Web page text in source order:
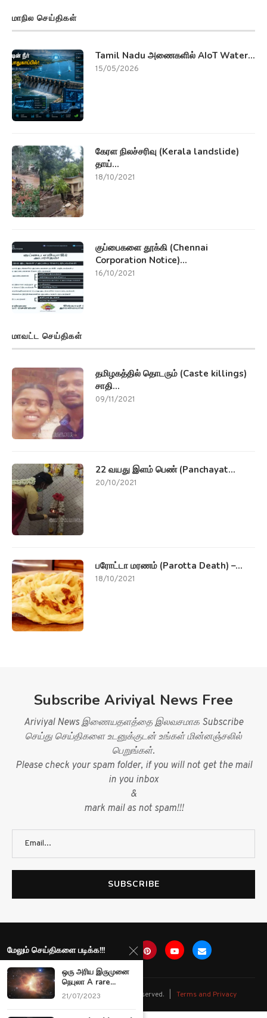
மாநில செய்திகள்
Tamil Nadu அணைகளில் AIoT Water...
15/05/2026
கேரள நிலச்சரிவு (Kerala landslide)
தாய்...
18/10/2021
குப்பைகளை தூக்கி (Chennai
Corporation Notice)...
16/10/2021
மாவட்ட செய்திகள்
தமிழகத்தில் தொடரும் (Caste killings)
சாதி...
09/11/2021
22 வயது இளம் பெண் (Panchayat...
20/10/2021
பரோட்டா மரணம் (Parotta Death) –...
18/10/2021
Subscribe Ariviyal News Free
Ariviyal News இணையதளத்தை இலவசமாக Subscribe
செய்து செய்திகளை உடனுக்குடன் உங்கள் மின்னஞ்சலில்
பெறுங்கள்.
Please check your spam folder, if you will not get the mail
in you inbox
&
mark mail as not spam!!!
@2026 Ariviyal News. All rights reserved. | Terms and Privacy
மேலும் செய்திகளை படிக்க!!!
ஒரு அரிய இருமுனை
நெபுலா A rare...
21/07/2023